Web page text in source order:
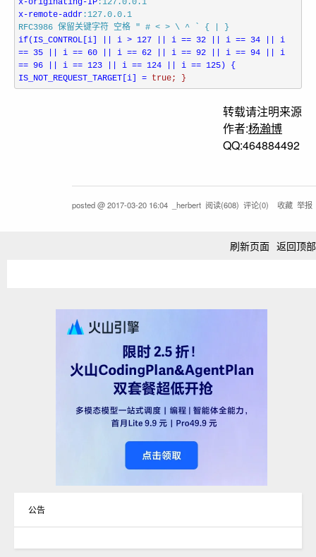
x-originating-IP
x-remote-addr :127.0.0.1
RFC3986 保留关键字符 空格 " # < > \ ^ ` { | }
if(IS_CONTROL[i] || i > 127 || i == 32 || i == 34 || i
== 35 || i == 60 || i == 62 || i == 92 || i == 94 || i
== 96 || i == 123 || i == 124 || i == 125) {
IS_NOT_REQUEST_TARGET[i] = true; }
转载请注明来源
作者:杨瀚博
QQ:464884492
posted @2017-03-20 16:04 _herbert 阅读(608) 评论(0) 收藏 举报
刷新页面 返回顶部
公告